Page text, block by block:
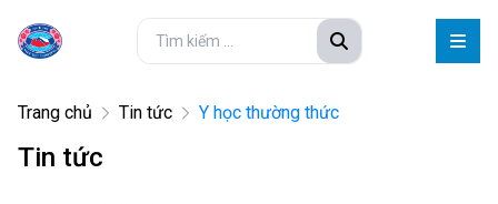
Trang chủ Tin tức Y học thường thức
Tin tức